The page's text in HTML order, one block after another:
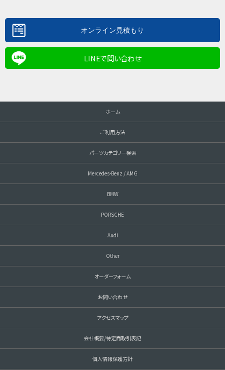
LINEで問い合わせ
ホーム
ご利用方法
パーツカテゴリー検索
Mercedes-Benz / AMG
BMW
PORSCHE
Audi
Other
オーダーフォーム
お問い合わせ
アクセスマップ
会社概要/特定商取引表記
個人情報保護方針